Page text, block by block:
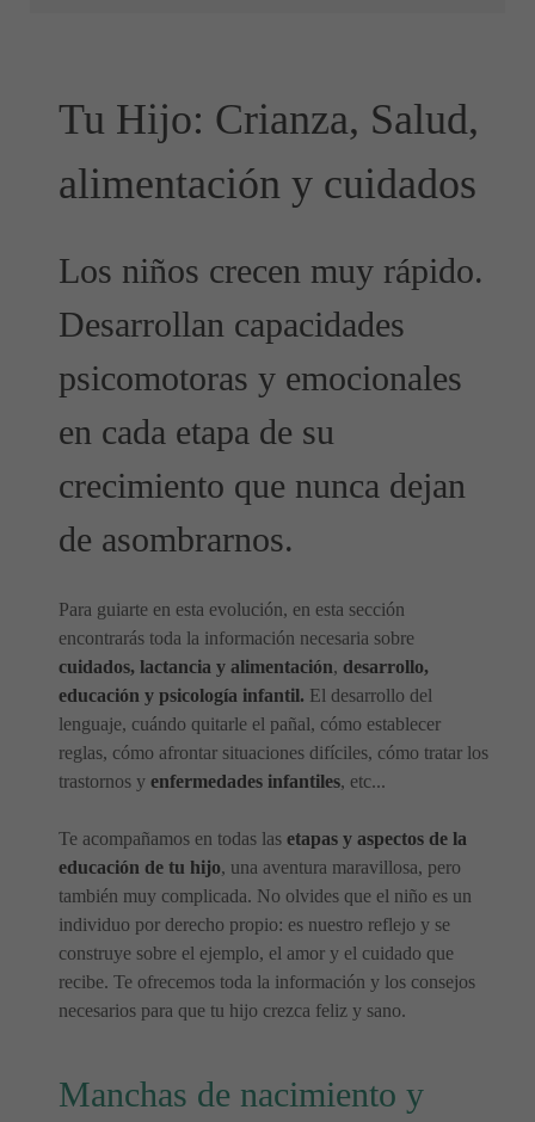
Tu Hijo: Crianza, Salud,
alimentación y cuidados
Los niños crecen muy rápido.
Desarrollan capacidades
psicomotoras y emocionales
en cada etapa de su
crecimiento que nunca dejan
de asombrarnos.
Para guiarte en esta evolución, en esta sección
encontrarás toda la información necesaria sobre
cuidados, lactancia y alimentación, desarrollo,
educación y psicología infantil. El desarrollo del
lenguaje, cuándo quitarle el pañal, cómo establecer
reglas, cómo afrontar situaciones difíciles, cómo tratar los
trastornos y enfermedades infantiles, etc...
Te acompañamos en todas las etapas y aspectos de la
educación de tu hijo, una aventura maravillosa, pero
también muy complicada. No olvides que el niño es un
individuo por derecho propio: es nuestro reflejo y se
construye sobre el ejemplo, el amor y el cuidado que
recibe. Te ofrecemos toda la información y los consejos
necesarios para que tu hijo crezca feliz y sano.
Manchas de nacimiento y